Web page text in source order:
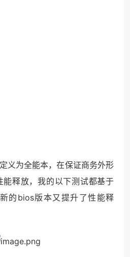
义为全能本，在保证商务外形
能释放，我的以下测试都基于
的bios版本又提升了性能释